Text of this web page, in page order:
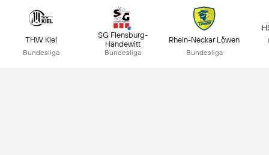
THW Kiel
Bundesliga
SG Flensburg-
Handewitt
Bundesliga
Rhein-Neckar Löwen
Bundesliga